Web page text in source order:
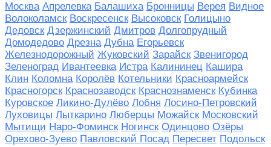
Москва Апрелевка Балашиха Бронницы Верея Видное
Волоколамск Воскресенск Высоковск Голицыно
Дедовск Дзержинский Дмитров Долгопрудный
Домодедово Дрезна Дубна Егорьевск
Железнодорожный Жуковский Зарайск Звенигород
Зеленоград Ивантеевка Истра Калининец Кашира
Клин Коломна Королёв Котельники Красноармейск
Красногорск Краснозаводск Краснознаменск Кубинка
Куровское Ликино-Дулёво Лобня Лосино-Петровский
Луховицы Лыткарино Люберцы Можайск Московский
Мытищи Наро-Фоминск Ногинск Одинцово Озёры
Орехово-Зуево Павловский Посад Пересвет Подольск